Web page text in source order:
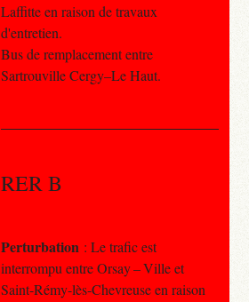
Laffitte en raison de travaux
d'entretien.
Bus de remplacement entre
Sartrouville Cergy–Le Haut.
RER B
Perturbation : Le trafic est
interrompu entre Orsay – Ville et
Saint-Rémy-lès-Chevreuse en raison